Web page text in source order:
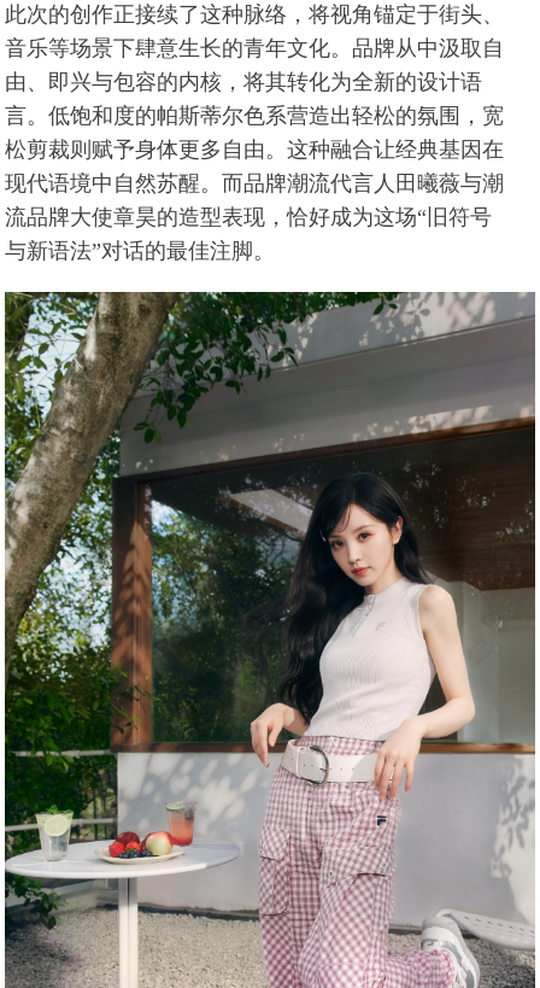
此次的创作正接续了这种脉络，将视角锚定于街头、
音乐等场景下肆意生长的青年文化。品牌从中汲取自
由、即兴与包容的内核，将其转化为全新的设计语
言。低饱和度的帕斯蒂尔色系营造出轻松的氛围，宽
松剪裁则赋予身体更多自由。这种融合让经典基因在
现代语境中自然苏醒。而品牌潮流代言人田曦薇与潮
流品牌大使章昊的造型表现，恰好成为这场“旧符号
与新语法”对话的最佳注脚。